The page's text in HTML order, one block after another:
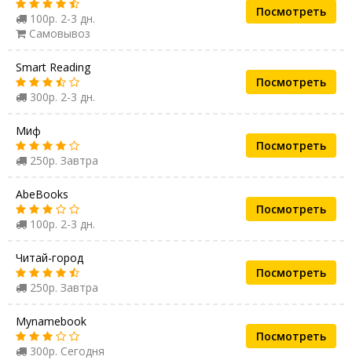
100р. 2-3 дн.
Самовывоз
Посмотреть
Smart Reading
300р. 2-3 дн.
Посмотреть
Миф
250р. Завтра
Посмотреть
AbeBooks
100р. 2-3 дн.
Посмотреть
Читай-город
250р. Завтра
Посмотреть
Mynamebook
300р. Сегодня
Посмотреть